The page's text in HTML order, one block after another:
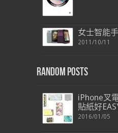
女士智能
2011/10/11
Random Posts
iPhone叉
貼紙好
2016/01/05